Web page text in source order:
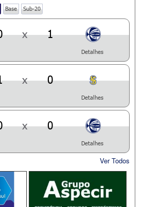
Base Sub-20
x 1
Detalhes
x 0
Detalhes
x 0
Detalhes
Ver Todos